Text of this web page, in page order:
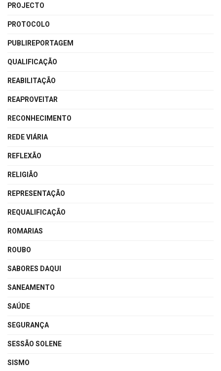
PROJECTO
PROTOCOLO
PUBLIREPORTAGEM
QUALIFICAÇÃO
REABILITAÇÃO
REAPROVEITAR
RECONHECIMENTO
REDE VIÁRIA
REFLEXÃO
RELIGIÃO
REPRESENTAÇÃO
REQUALIFICAÇÃO
ROMARIAS
ROUBO
SABORES DAQUI
SANEAMENTO
SAÚDE
SEGURANÇA
SESSÃO SOLENE
SISMO